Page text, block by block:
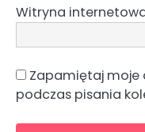
Witryna
Zapamiętaj moje
podczas pisania